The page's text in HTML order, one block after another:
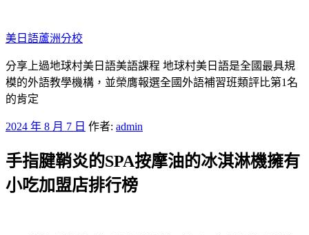
至
主
要
內
容
美日語蘆洲分校
分享上過地球村美日語美語課程 地球村美日語是全國最具規
模的外語教學機構，並榮膺報選全國外語補習班類評比第1名
的肯定
發
於
2024 年 8 月 7 日 作者: admin
手指腱鞘炎的SPA按摩油的冰淇淋機擁有
小吃加盟店排行榜